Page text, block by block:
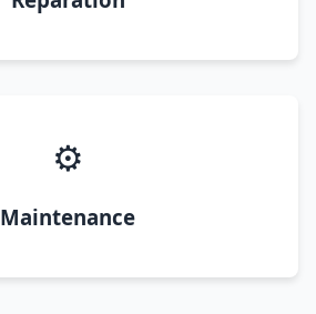
⚙️
Maintenance